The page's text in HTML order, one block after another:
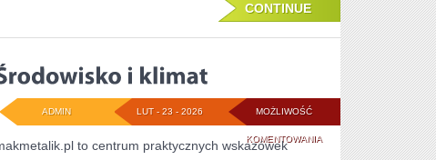
CONTINUE
MOŻLIWOŚĆ
KOMENTOWANIAŚRODOWISKO
LUT - 23 - 2026
ADMIN
to centrum praktycznych wskazówek